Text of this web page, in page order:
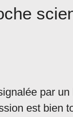
par
est bien